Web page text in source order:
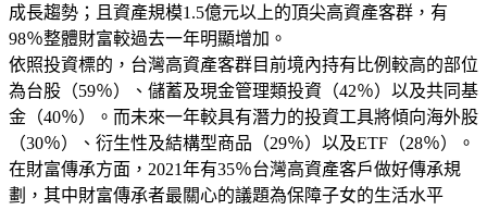
成長趨勢；且資產規模1.5億元以上的頂尖高資產客群，有
98％整體財富較過去一年明顯增加。
依照投資標的，台灣高資產客群目前境內持有比例較高的部位
為台股（59％）、儲蓄及現金管理類投資（42％）以及共同基
金（40％）。而未來一年較具有潛力的投資工具將傾向海外股
（30％）、衍生性及結構型商品（29％）以及ETF（28％）。
在財富傳承方面，2021年有35％台灣高資產客戶做好傳承規
劃，其中財富傳承者最關心的議題為保障子女的生活水平